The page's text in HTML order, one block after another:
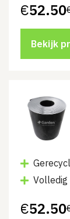
was:
€72.50.
€52.50
Huidige
is:
€52.50.
Bekijk
€52.50
Huidige